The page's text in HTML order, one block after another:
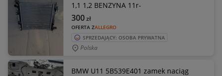
1,1 1,2 BENZYNA 11r-
OFERTA ZALLEGRO
300zł
SPRZEDAJĄCY: OSOBA PRYWATNA
Polska
BMW U11 5B539E401 zamek naciąg